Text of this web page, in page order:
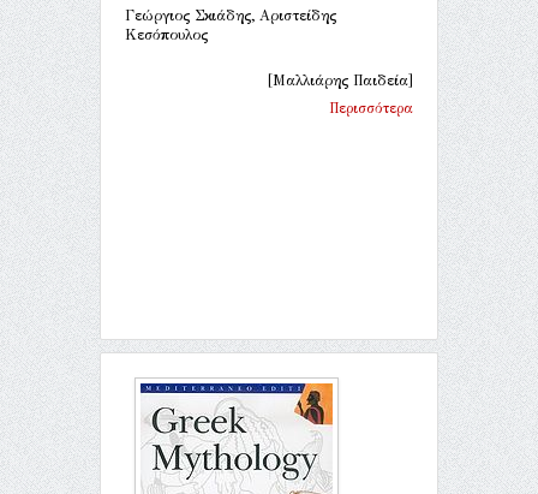
Γεώργιος Σκιάδης, Αριστείδης
Κεσόπουλος
[Μαλλιάρης Παιδεία]
Περισσότερα